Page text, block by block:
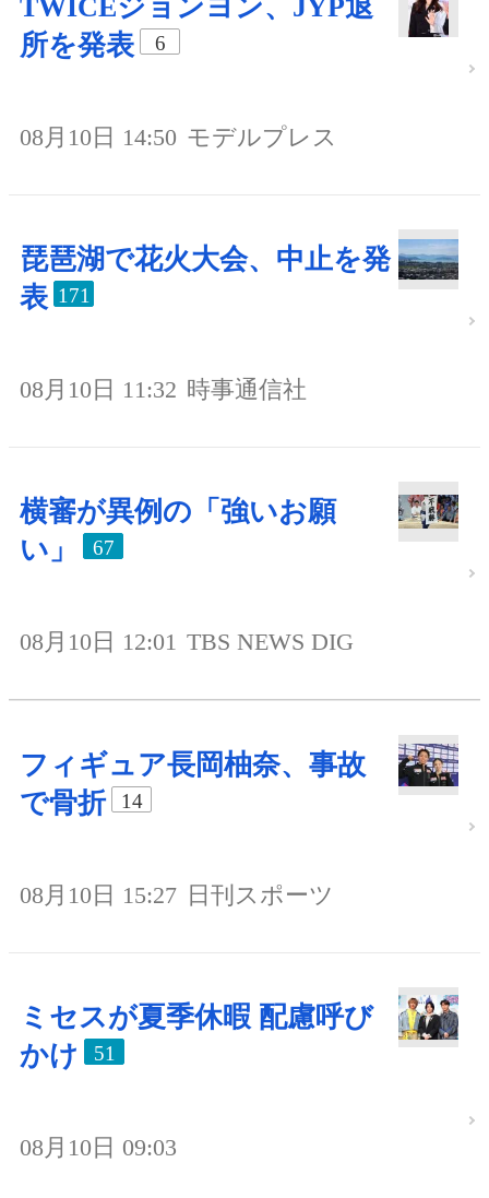
TWICEジョンヨン、JYP退
所を発表
6
08月10日 14:50 モデルプレス
琵琶湖で花火大会、中止を発
表 171
08月10日 11:32 時事通信社
横審が異例の「強いお願
い」
67
08月10日 12:01 TBS NEWS DIG
フィギュア長岡柚奈、事故
で骨折
14
08月10日 15:27 日刊スポーツ
ミセスが夏季休暇 配慮呼び
かけ
51
08月10日 09:03